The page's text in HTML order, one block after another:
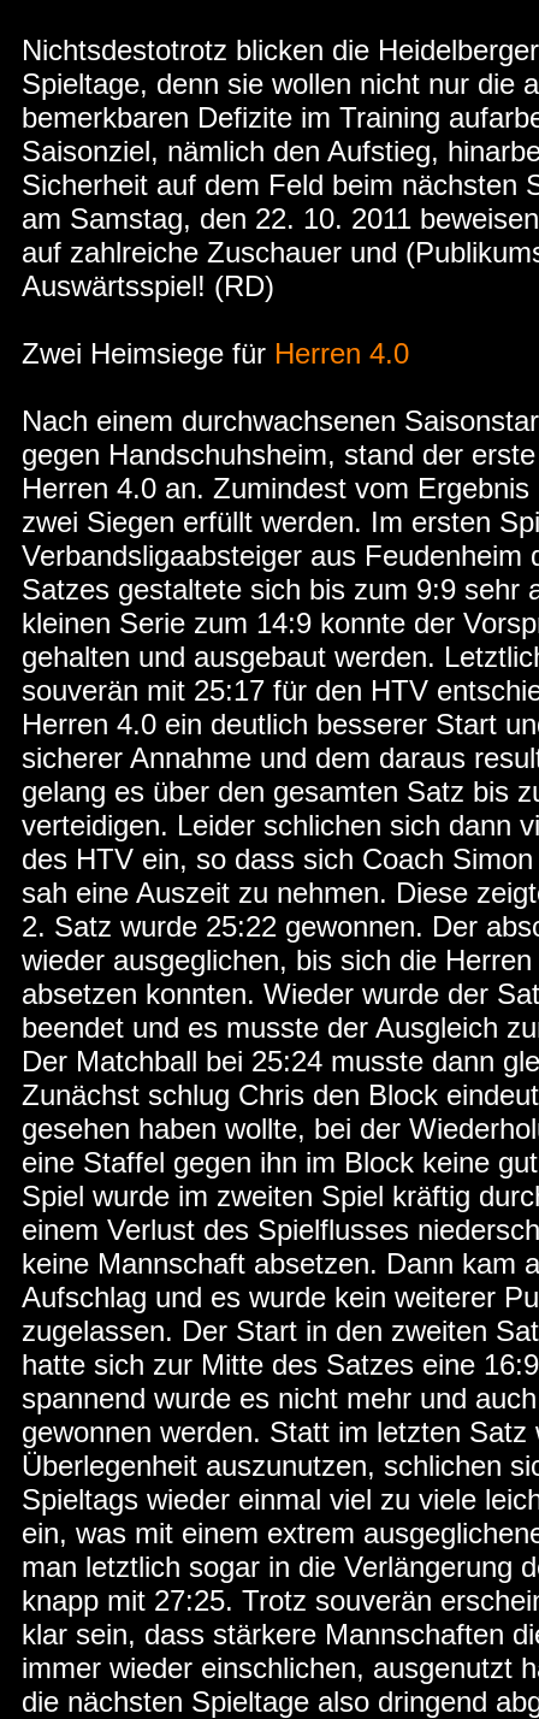
Nichtsdestotrotz blicken die
Spieltage, denn sie wollen nicht nur die
bemerkbaren Defizite im Training
Saisonziel, nämlich den Aufstieg,
Sicherheit auf dem Feld beim nächsten
am Samstag, den 22. 10. 2011
auf zahlreiche Zuschauer und
Auswärtsspiel! (RD)
Zwei Heimsiege für Herren 4.0
Nach einem durchwachsenen
gegen Handschuhsheim, stand der
Herren 4.0 an. Zumindest vom
zwei Siegen erfüllt werden. Im ersten
Verbandsligaabsteiger aus
Satzes gestaltete sich bis zum 9:9 sehr
kleinen Serie zum 14:9 konnte der
gehalten und ausgebaut werden.
souverän mit 25:17 für den HTV
Herren 4.0 ein deutlich besserer Start
sicherer Annahme und dem daraus
gelang es über den gesamten Satz bis
verteidigen. Leider schlichen sich dann
des HTV ein, so dass sich Coach
sah eine Auszeit zu nehmen. Diese
2. Satz wurde 25:22 gewonnen. Der
wieder ausgeglichen, bis sich die
absetzen konnten. Wieder wurde der
beendet und es musste der Ausgleich
Der Matchball bei 25:24 musste dann
Zunächst schlug Chris den Block
gesehen haben wollte, bei der
eine Staffel gegen ihn im Block keine
Spiel wurde im zweiten Spiel kräftig
einem Verlust des Spielflusses
keine Mannschaft absetzen. Dann kam
Aufschlag und es wurde kein weiterer
zugelassen. Der Start in den zweiten
hatte sich zur Mitte des Satzes eine
spannend wurde es nicht mehr und
gewonnen werden. Statt im letzten Satz
Überlegenheit auszunutzen, schlichen
Spieltags wieder einmal viel zu viele
ein, was mit einem extrem
man letztlich sogar in die Verlängerung
knapp mit 27:25. Trotz souverän
klar sein, dass stärkere Mannschaften
immer wieder einschlichen, ausgenutzt
die nächsten Spieltage also dringend